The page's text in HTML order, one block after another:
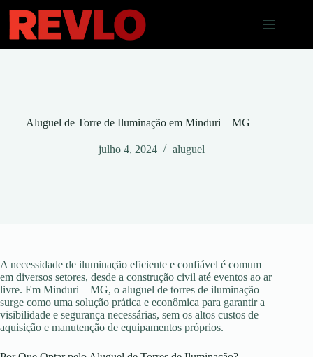
para
conteúdo
Aluguel de Torre de Iluminação em Minduri – MG
julho 4, 2024 aluguel
A necessidade de iluminação eficiente e confiável é comum
em diversos setores, desde a construção civil até eventos ao ar
livre. Em Minduri – MG, o aluguel de torres de iluminação
surge como uma solução prática e econômica para garantir a
visibilidade e segurança necessárias, sem os altos custos de
aquisição e manutenção de equipamentos próprios.